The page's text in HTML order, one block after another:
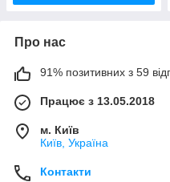
Про нас
91% позитивних з 59
Працює з 13.05.2018
м. Київ
Київ, Україна
Контакти